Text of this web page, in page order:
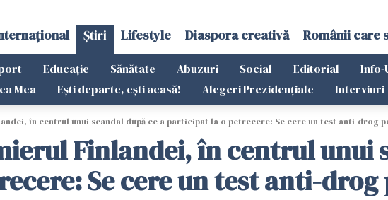
Știri Lifestyle Diaspora creativă Românii care
Educație Sănătate Abuzuri Social Editorial Info-
Mea
Ești departe, ești acasă! Alegeri Prezidențiale Interviuri
în centrul unui scandal după ce a participat la o petrecere: Se cere un test anti-drog
Finlandei, în centrul unui
Se cere un test anti-